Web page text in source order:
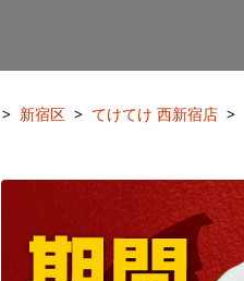
新宿区 てけてけ 西新宿店